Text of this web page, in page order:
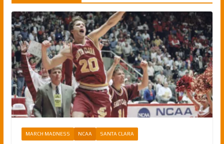
MARCH MADNESS NCAA SANTA CLARA